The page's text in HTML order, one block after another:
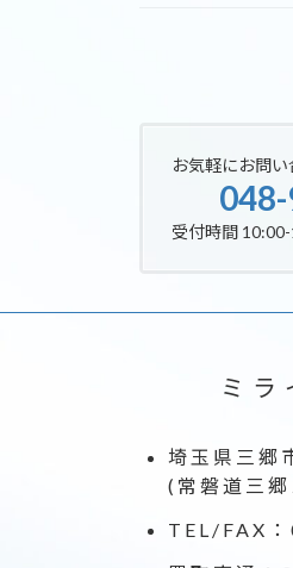
お気軽にお問い
受付時間
ミラ
埼玉県三郷
(常磐道三
TEL/FAX